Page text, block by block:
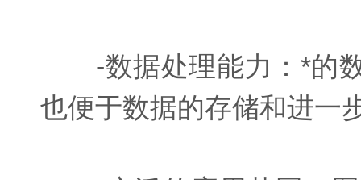
-数据处理能力：*的数
也便于数据的存储和进一